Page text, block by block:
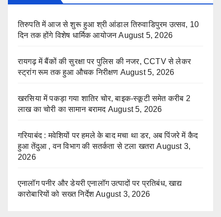
तिरुपति में आज से शुरू हुआ श्री आंडाल तिरुवाडिपुरम उत्सव, 10
दिन तक होंगे विशेष धार्मिक आयोजन August 5, 2026
रायगढ़ में बैंकों की सुरक्षा पर पुलिस की नजर, CCTV से लेकर
स्ट्रांग रूम तक हुआ औचक निरीक्षण August 5, 2026
खरसिया में पकड़ा गया शातिर चोर, बाइक-स्कूटी समेत करीब 2
लाख का चोरी का सामान बरामद August 5, 2026
गरियाबंद : मवेशियों पर हमले के बाद मचा था डर, अब पिंजरे में कैद
हुआ तेंदुआ , वन विभाग की सतर्कता से टला खतरा August 3,
2026
एनालॉग पनीर और डेयरी एनालॉग उत्पादों पर प्रतिबंध, खाद्य
कारोबारियों को सख्त निर्देश August 3, 2026